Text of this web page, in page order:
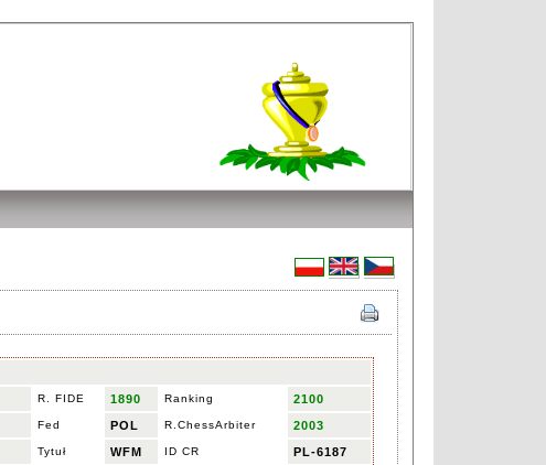
R. FIDE 1890 Ranking 2100
Fed POL R.ChessArbiter 2003
Tytuł WFM ID CR PL-6187